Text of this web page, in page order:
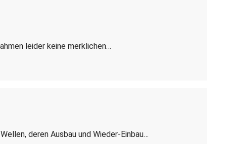
leider keine merklichen…
deren Ausbau und Wieder-Einbau…